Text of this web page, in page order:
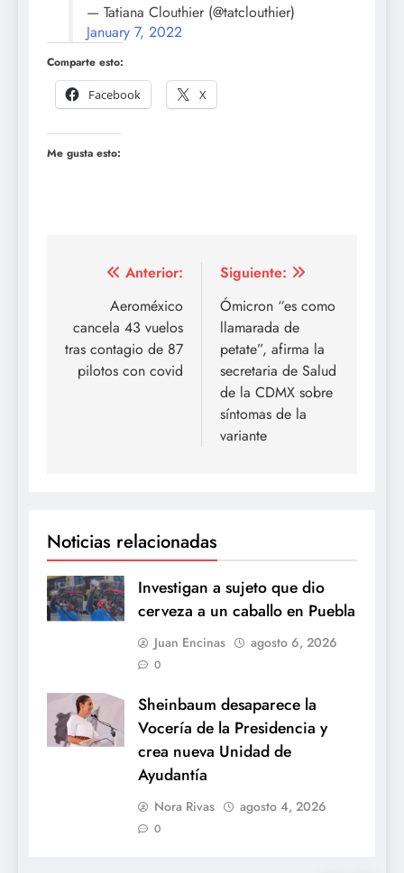
— Tatiana Clouthier (@tatclouthier)
January 7, 2022
Comparte esto:
Facebook
X
Me gusta esto:
Navegación
entradas
Anterior:
Aeroméxico
cancela 43 vuelos
tras contagio de 87
pilotos con covid
Siguiente:
Ómicron “es como
llamarada de
petate”, afirma la
secretaria de Salud
de la CDMX sobre
síntomas de la
variante
Noticias relacionadas
Investigan a sujeto que dio
cerveza a un caballo en Puebla
Juan Encinas agosto 6, 2026
0
Sheinbaum desaparece la
Vocería de la Presidencia y
crea nueva Unidad de
Ayudantía
Nora Rivas agosto 4, 2026
0